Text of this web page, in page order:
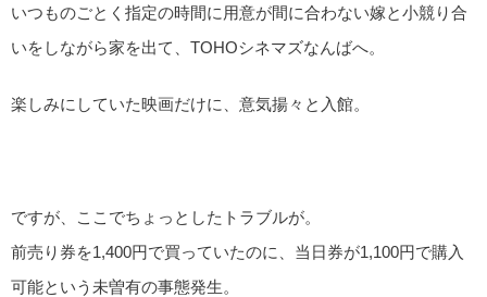
いつものごとく指定の時間に用意が間に合わない嫁と小競り合
いをしながら家を出て、TOHOシネマズなんばへ。
楽しみにしていた映画だけに、意気揚々と入館。
ですが、ここでちょっとしたトラブルが。
前売り券を1,400円で買っていたのに、当日券が1,100円で購入
可能という未曽有の事態発生。